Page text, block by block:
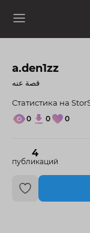
a.den1zz
4
публикаций
قصة عنه
Статистика на
0 0 0